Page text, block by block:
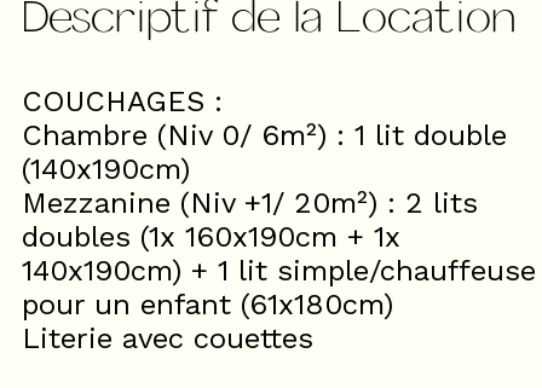
Descriptif de la Location
COUCHAGES :
Chambre (Niv 0/ 6m²) : 1 lit double
(140x190cm)
Mezzanine (Niv +1/ 20m²) : 2 lits
doubles (1x 160x190cm + 1x
140x190cm) + 1 lit simple/chauffeuse
pour un enfant (61x180cm)
Literie avec couettes